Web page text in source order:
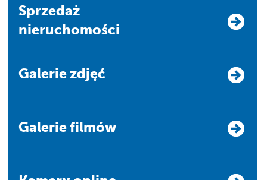
Sprzedaż
nieruchomości
Galerie zdjęć
Galerie filmów